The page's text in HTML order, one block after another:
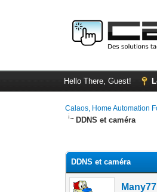
Hello There, Guest!
Calaos, Home Automation
DDNS et caméra
DDNS et caméra
Many77